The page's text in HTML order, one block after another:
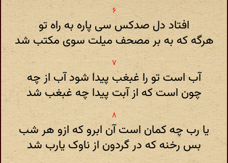
افتاد دل صدکس سی پاره به راه تو
هرگه که به بر مصحف میلت سوی مکتب شد
آب است تو را غبغب پیدا شود آب از چه
چون است که از آبت پیدا چه غبغب شد
یا رب چه کمان است آن ابرو که ازو هر شب
بس رخنه که در گردون از ناوک یارب شد